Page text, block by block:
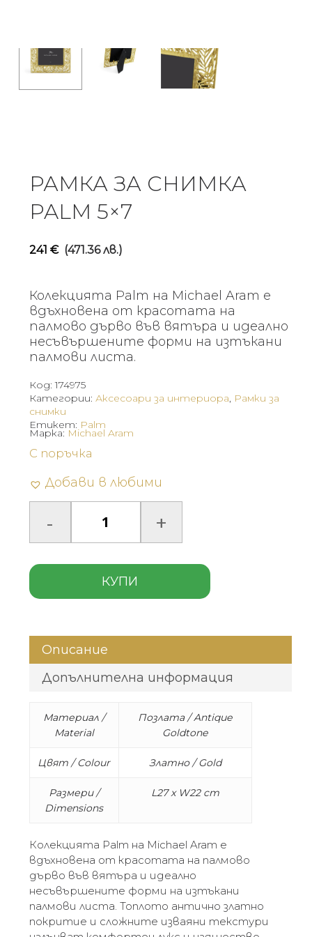
РАМКА ЗА СНИМКА
PALM 5×7
241 € (471.36 лв.)
Колекцията Palm на Michael Aram е
вдъхновена от красотата на
палмово дърво във вятъра и идеално
несъвършените форми на изтъкани
палмови листа.
Код:174975
Категории: Аксесоари за интериора, Рамки за
снимки
Етикет: Palm
С поръчка
Добави в любими
КУПИ
Марка: Michael Aram
Описание
Допълнителна информация
Материал /
Material
Позлата / Antique
Goldtone
Цвят / Colour Златно / Gold
Размери /
Dimensions
L27 x W22 cm
Колекцията Palm на Michael Aram е
вдъхновена от красотата на палмово
дърво във вятъра и идеално
несъвършените форми на изтъкани
палмови листа. Топлото антично златно
покритие и сложните изваяни текстури